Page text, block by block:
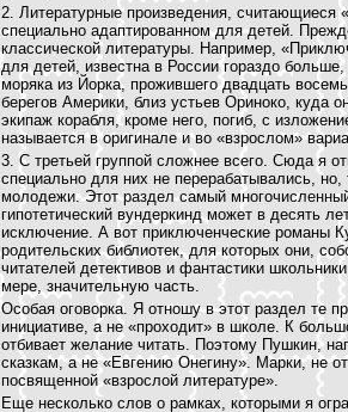
2. Литературные произведения, считающиеся
специально адаптированном для детей.
классической литературы. Например,
для детей, известна в России гораздо
моряка из Йорка, прожившего двадцать
берегов Америки, близ устьев Ориноко, куда
экипаж корабля, кроме него, погиб, с
называется в оригинале и во «взрослом»
3. С третьей группой сложнее всего. Сюда я
специально для них не перерабатывались,
молодежи. Этот раздел самый
гипотетический вундеркинд может в десять
исключение. А вот приключенческие романы
родительских библиотек, для которых они,
читателей детективов и фантастики
мере, значительную часть.
Особая оговорка. Я отношу в этот раздел те
инициативе, а не «проходит» в школе. К
отбивает желание читать. Поэтому Пушкин,
сказкам, а не «Евгению Онегину». Марки, не
посвященной «взрослой литературе».
Еще несколько слов о рамках, которыми я